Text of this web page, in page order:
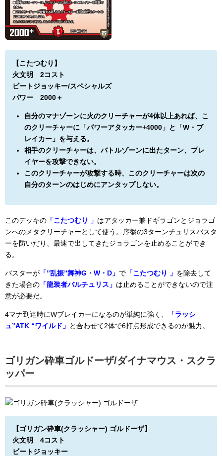
【こたつむり】
火文明 2コスト
ビートジョッキー/スペシャルズ
パワー 2000＋
自分のマナゾーンに火のクリーチャーが4体以上あれば、こ
のクリーチャーに「パワーアタッカー+4000」と「W・ブ
レイカー」を与える。
相手のクリーチャーは、バトルゾーンに出たターン、プレ
イヤーを攻撃できない。
このクリーチャーが攻撃する時、このクリーチャーは次の
自分のターンのはじめにアンタップしない。
このデッキの 「こたつむり 」 はアタッカー兼ドギラゴンとジョラゴ
ンへのメタクリーチャーとして使う。序盤の3ターンチュリスバスタ
ーを防いだり、最速で出してきたジョラゴンを止めることができ
る。
バスターが 「”乱振”舞神G・W・D」 で 「こたつむり 」 を除去して
きた場合の 「龍装者バルチュリス」 は止めることができないので注
意が必要だ。
4マナ到達時にWブレイカーになるのが単純に強く、
「ラッシ
ュ”ATK “ワイルド」 と合わせて2体で6打点形成できるのが魅力。
ゴリガン砕車ゴルドーザ/ダイナマウス・スクラ
ッパー
【ゴリガン砕車(クラッシャー) ゴルドーザ】
火文明 4コスト
ビートジョッキー